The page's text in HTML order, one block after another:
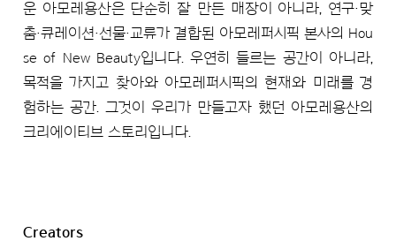
운 아모레용산은 단순히 잘 만든 매장이 아니라, 연구·맞
춤·큐레이션·선물·교류가 결합된 아모레퍼시픽 본사의 Hou
se of New Beauty입니다. 우연히 들르는 공간이 아니라,
목적을 가지고 찾아와 아모레퍼시픽의 현재와 미래를 경
험하는 공간. 그것이 우리가 만들고자 했던 아모레용산의
크리에이티브 스토리입니다.
Creators